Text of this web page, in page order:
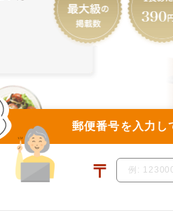
郵便番号を入力し
〒